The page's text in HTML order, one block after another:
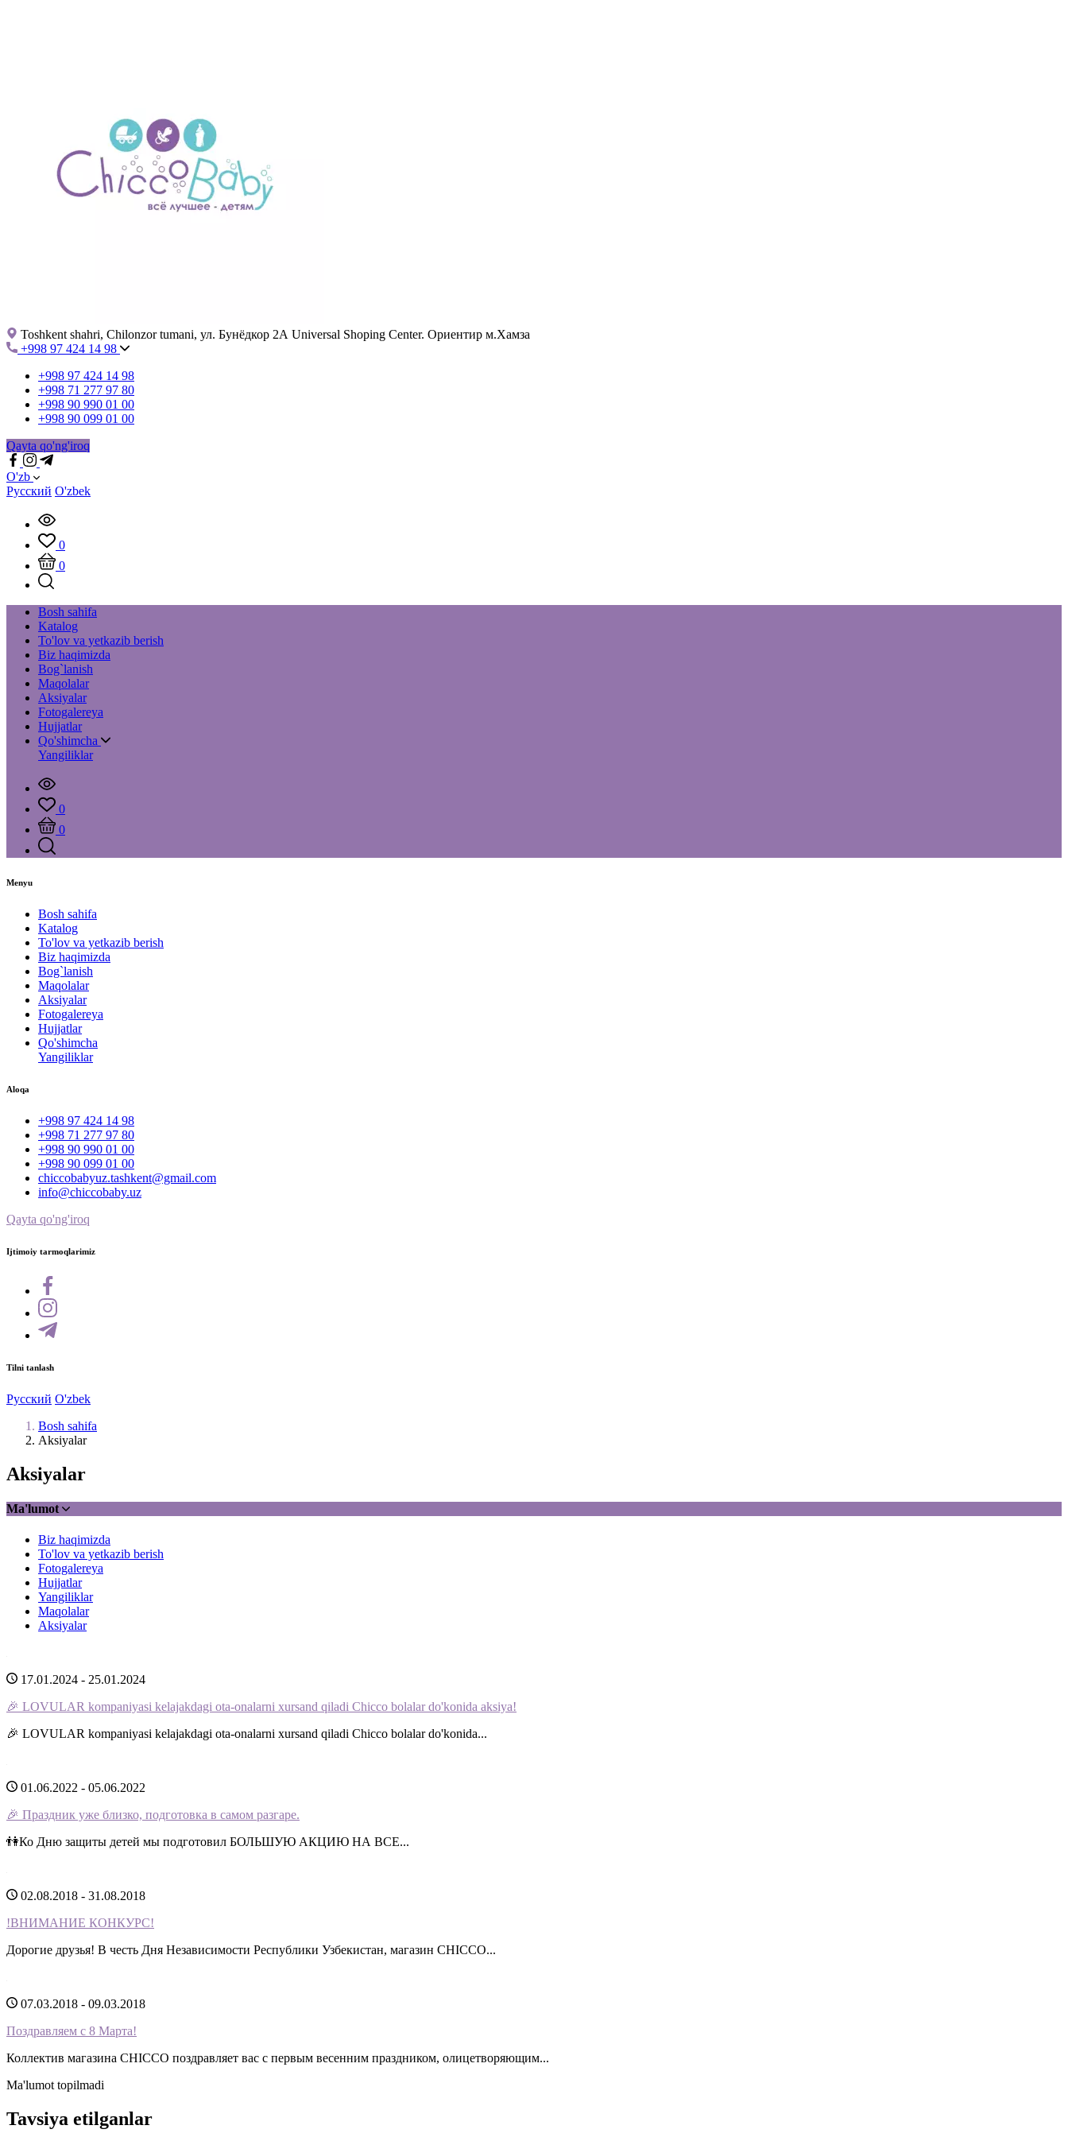
Toshkent shahri, Chilonzor tumani, ул. Бунёдкор 2А Universal Shoping Center. Ориентир м.Хамза
+998 97 424 14 98
+998 97 424 14 98
+998 71 277 97 80
+998 90 990 01 00
+998 90 099 01 00
Qayta qo'ng'iroq
O'zb
Русский O'zbek
0
0
Bosh sahifa
Katalog
To'lov va yetkazib berish
Biz haqimizda
Bog`lanish
Maqolalar
Aksiyalar
Fotogalereya
Hujjatlar
Qo'shimcha
Yangiliklar
0
0
Menyu
Bosh sahifa
Katalog
To'lov va yetkazib berish
Biz haqimizda
Bog`lanish
Maqolalar
Aksiyalar
Fotogalereya
Hujjatlar
Qo'shimcha
Yangiliklar
Aloqa
+998 97 424 14 98
+998 71 277 97 80
+998 90 990 01 00
+998 90 099 01 00
chiccobabyuz.tashkent@gmail.com
info@chiccobaby.uz
Qayta qo'ng'iroq
Ijtimoiy tarmoqlarimiz
Tilni tanlash
Русский O'zbek
Bosh sahifa
Aksiyalar
Aksiyalar
Ma'lumot
Biz haqimizda
To'lov va yetkazib berish
Fotogalereya
Hujjatlar
Yangiliklar
Maqolalar
Aksiyalar
17.01.2024 - 25.01.2024
🎉 LOVULAR kompaniyasi kelajakdagi ota-onalarni xursand qiladi Chicco bolalar do'konida aksiya!
🎉 LOVULAR kompaniyasi kelajakdagi ota-onalarni xursand qiladi Chicco bolalar do'konida...
01.06.2022 - 05.06.2022
🎉 Праздник уже близко, подготовка в самом разгаре.
👫Ко Дню защиты детей мы подготовил БОЛЬШУЮ АКЦИЮ НА ВСЕ...
02.08.2018 - 31.08.2018
!ВНИМАНИЕ КОНКУРС!
Дорогие друзья! В честь Дня Независимости Республики Узбекистан, магазин CHICCO...
07.03.2018 - 09.03.2018
Поздравляем с 8 Марта!
Коллектив магазина CHICCO поздравляет вас с первым весенним праздником, олицетворяющим...
Ma'lumot topilmadi
Tavsiya etilganlar